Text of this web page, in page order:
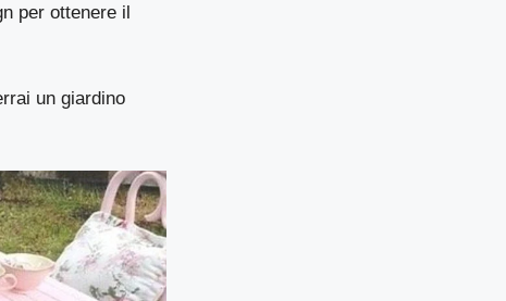
per ottenere il
un giardino